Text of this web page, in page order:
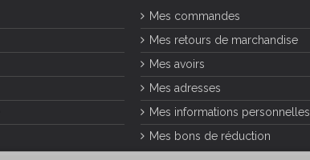
Mes commandes
Mes retours de marchandise
Mes avoirs
Mes adresses
Mes informations personnelles
Mes bons de réduction